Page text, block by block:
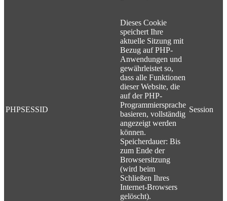
PHPSESSID
Dieses Cookie
speichert Ihre
aktuelle Sitzung mit
Bezug auf PHP-
Anwendungen und
gewährleistet so,
dass alle Funktionen
dieser Website, die
auf der PHP-
Programmiersprache
basieren, vollständig
angezeigt werden
können.
Speicherdauer: Bis
zum Ende der
Browsersitzung
(wird beim
Schließen Ihres
Internet-Browsers
gelöscht).
Session